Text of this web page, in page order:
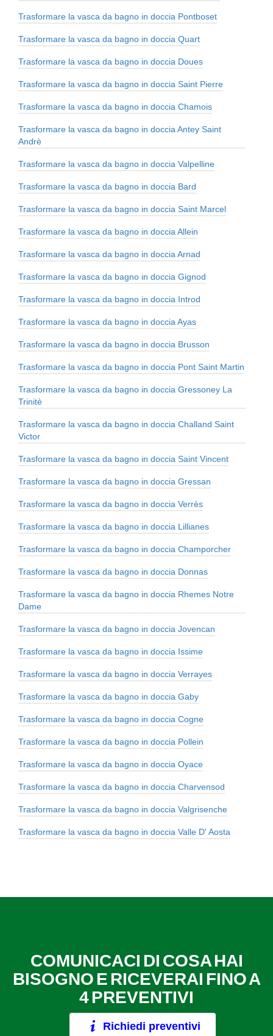
Trasformare la vasca da bagno in doccia Pontboset
Trasformare la vasca da bagno in doccia Quart
Trasformare la vasca da bagno in doccia Doues
Trasformare la vasca da bagno in doccia Saint Pierre
Trasformare la vasca da bagno in doccia Chamois
Trasformare la vasca da bagno in doccia Antey Saint
Andrè
Trasformare la vasca da bagno in doccia Valpelline
Trasformare la vasca da bagno in doccia Bard
Trasformare la vasca da bagno in doccia Saint Marcel
Trasformare la vasca da bagno in doccia Allein
Trasformare la vasca da bagno in doccia Arnad
Trasformare la vasca da bagno in doccia Gignod
Trasformare la vasca da bagno in doccia Introd
Trasformare la vasca da bagno in doccia Ayas
Trasformare la vasca da bagno in doccia Brusson
Trasformare la vasca da bagno in doccia Pont Saint Martin
Trasformare la vasca da bagno in doccia Gressoney La
Trinitè
Trasformare la vasca da bagno in doccia Challand Saint
Victor
Trasformare la vasca da bagno in doccia Saint Vincent
Trasformare la vasca da bagno in doccia Gressan
Trasformare la vasca da bagno in doccia Verrès
Trasformare la vasca da bagno in doccia Lillianes
Trasformare la vasca da bagno in doccia Champorcher
Trasformare la vasca da bagno in doccia Donnas
Trasformare la vasca da bagno in doccia Rhemes Notre
Dame
Trasformare la vasca da bagno in doccia Jovencan
Trasformare la vasca da bagno in doccia Issime
Trasformare la vasca da bagno in doccia Verrayes
Trasformare la vasca da bagno in doccia Gaby
Trasformare la vasca da bagno in doccia Cogne
Trasformare la vasca da bagno in doccia Pollein
Trasformare la vasca da bagno in doccia Oyace
Trasformare la vasca da bagno in doccia Charvensod
Trasformare la vasca da bagno in doccia Valgrisenche
Trasformare la vasca da bagno in doccia Valle D' Aosta
COMUNICACI DI COSA HAI
BISOGNO E RICEVERAI FINO A
4 PREVENTIVI
Richiedi preventivi